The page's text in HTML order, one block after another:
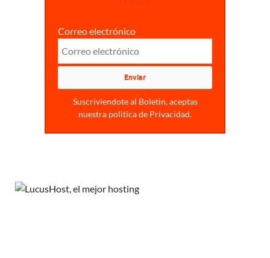
Correo electrónico
Suscriviendote al Boletin, aceptas
nuestra politica de Privacidad.